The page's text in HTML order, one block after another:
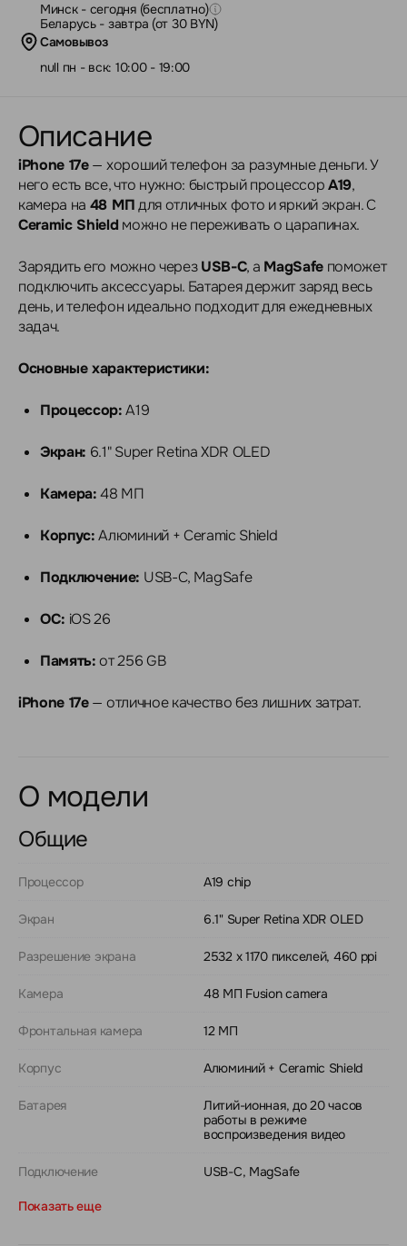
Минск - сегодня (бесплатно)
Беларусь - завтра (от 30 BYN)
Самовывоз
null пн - вск: 10:00 - 19:00
Описание
iPhone 17e— хороший телефон за разумные деньги. У
него есть все, что нужно: быстрый процессорA19,
камера на 48 МПдля отличных фото и яркий экран. С
Ceramic Shield можно не переживать о царапинах.
Зарядить его можно черезUSB-C, а MagSafeпоможет
подключить аксессуары. Батарея держит заряд весь
день, и телефон идеально подходит для ежедневных
задач.
Основные характеристики:
Процессор:A19
Экран: 6.1" Super Retina XDR OLED
Камера:48 МП
Корпус:Алюминий + Ceramic Shield
Подключение: USB-C, MagSafe
ОС: iOS 26
Память:от 256 GB
iPhone 17e— отличное качество без лишних затрат.
О модели
Общие
Процессор A19 chip
Экран 6.1" Super Retina XDR OLED
Разрешение экрана 2532 x 1170 пикселей, 460 ppi
Камера 48 МП Fusion camera
Фронтальная камера 12 МП
Корпус Алюминий + Ceramic Shield
Батарея
Литий-ионная, до 20 часов
работы в режиме
воспроизведения видео
Подключение USB-C, MagSafe
Показать еще